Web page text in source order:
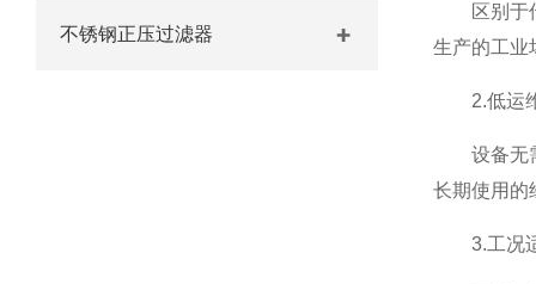
不锈钢正压过滤器
区别于传
生产的工业
2.低运
设备无需
长期使用的
3.工况